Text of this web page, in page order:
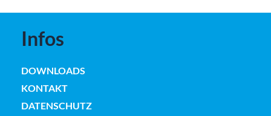
Infos
DOWNLOADS
KONTAKT
DATENSCHUTZ